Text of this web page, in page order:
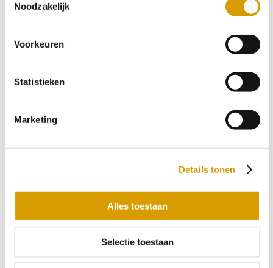
Noodzakelijk
Voorkeuren
Statistieken
Marketing
Details tonen
Alles toestaan
Selectie toestaan
menu